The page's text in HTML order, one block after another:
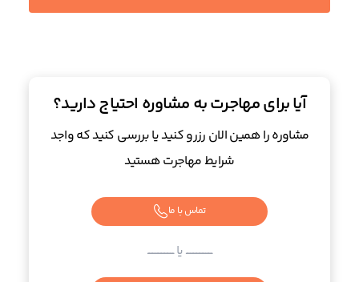
آیا برای مهاجرت به مشاوره احتیاج دارید؟
مشاوره را همین الان رزرو کنید یا بررسی کنید که واجد
شرایط مهاجرت هستید
تماس با ما
ــــــــــــــــــــــــ یا ــــــــــــــــــــــــ